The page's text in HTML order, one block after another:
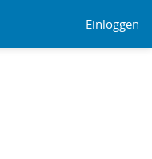
Einloggen